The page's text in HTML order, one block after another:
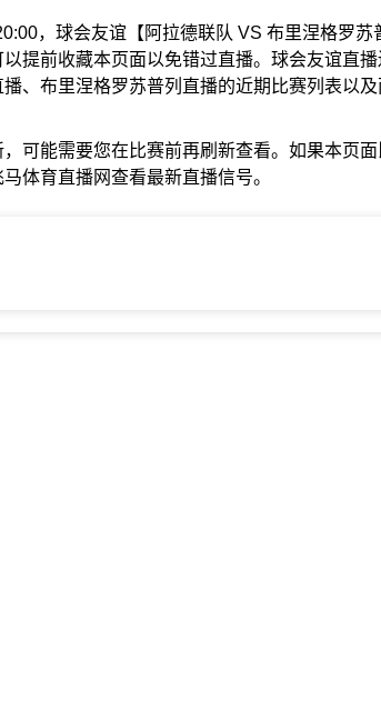
，球会友谊【阿拉德联队 VS 布里涅格罗苏
提前收藏本页面以免错过直播。球会友谊直播
、布里涅格罗苏普列直播的近期比赛列表以
，可能需要您在比赛前再刷新查看。如果本页
体育直播网查看最新直播信号。